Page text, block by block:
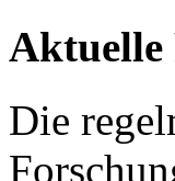
Aktuelle
Die